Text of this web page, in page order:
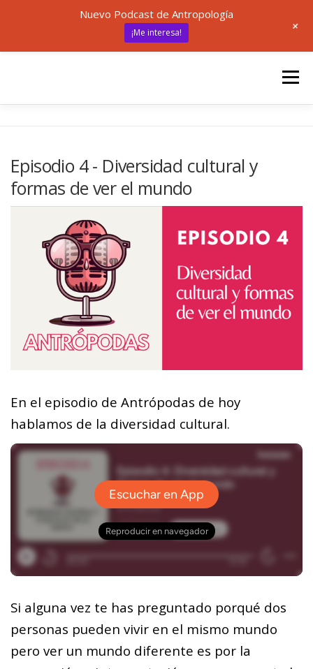
Menú
🎙 ANTRÓPODAS ARTÍCULOS
✍ SOBRE MÍ
Episodio 4 - Diversidad cultural y
formas de ver el mundo
En el episodio de Antrópodas de hoy
hablamos de la diversidad cultural.
Si alguna vez te has preguntado porqué dos
personas pueden vivir en el mismo mundo
pero ver un mundo diferente es por la
Nuevo Podcast de Antropología
¡Me interesa! +